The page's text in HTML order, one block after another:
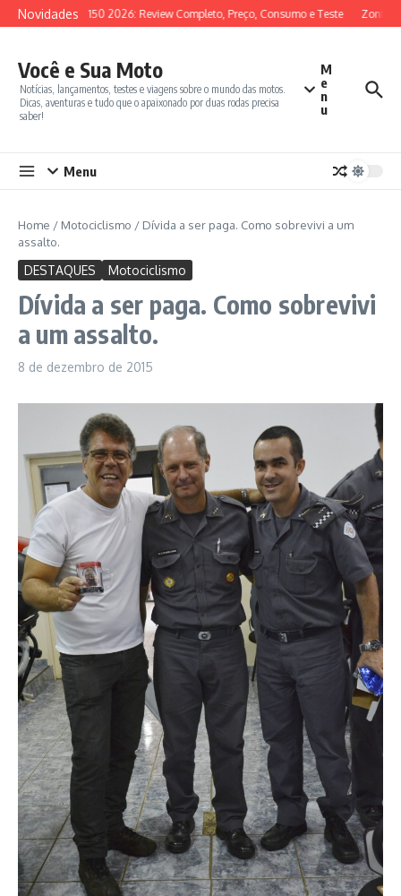
Ir para o conteúdo
Novidades
SYM ADX 150 2026: Review Completo, Preço, Consumo e Teste Zontes
Você e Sua Moto
Notícias, lançamentos, testes e viagens sobre o mundo das motos.
Dicas, aventuras e tudo que o apaixonado por duas rodas precisa
saber!
M
e
n
u
Menu
Home / Motociclismo / Dívida a ser paga. Como sobrevivi a um
assalto.
DESTAQUES Motociclismo
Dívida a ser paga. Como sobrevivi
a um assalto.
8 de dezembro de 2015